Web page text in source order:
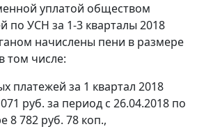
уплатой обществом
по УСН за 1-3 кварталы 2018
начислены пени в размере
том числе:
платежей за 1 квартал 2018
руб. за период с 26.04.2018 по
8 782 руб. 78 коп.,